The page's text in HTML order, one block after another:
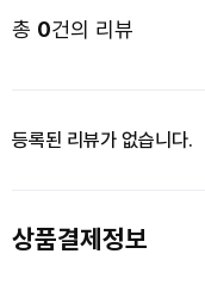
총 0건의 리뷰
등록된 리뷰가 없습니다.
상품결제정보